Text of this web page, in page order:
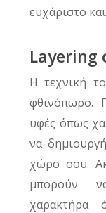
ευχάριστο
Layering
Η τεχνική
φθινόπωρο.
υφές όπως
να
χώρο σου.
μπορούν
χαρακτήρα